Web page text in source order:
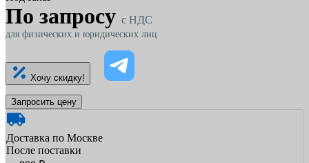
По запросу c НДС
для физических и юридических лиц
Хочу скидку!
Запросить цену
Доставка по Москве
После поставки